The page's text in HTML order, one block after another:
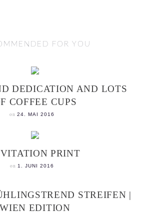
FOR YOU
DEDICATION AND LOTS
COFFEE CUPS
on 24. MAI 2016
PRINT
on 1. JUNI 2016
STREIFEN |
WIEN EDITION